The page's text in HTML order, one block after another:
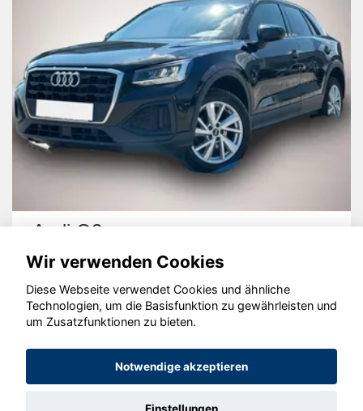
Audi Q2
© konjunkturmotor.de GmbH 2020 - 2026
Wir verwenden Cookies
Diese Webseite verwendet Cookies und ähnliche
Technologien, um die Basisfunktion zu gewährleisten und
um Zusatzfunktionen zu bieten.
Notwendige akzeptieren
Einstellungen